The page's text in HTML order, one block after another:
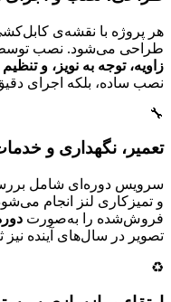
هر پروژه با نقشه‌ی
طراحی می‌شود. نصب توسط
زاویه، توجه به نویز، و تنظیم DVR/NVR
نصب ساده، بلکه اجرای
🔧
تعمیر، نگهداری و
سرویس دوره‌ای شامل
و تمیزکاری لنز انجام
فروش‌شده را به‌صورت
تصویر در سال‌های آینده نیز
♻️